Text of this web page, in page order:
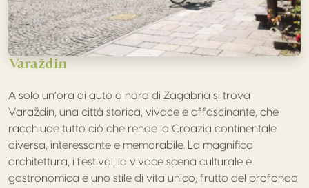
Varaždin
A solo un’ora di auto a nord di Zagabria si trova
Varaždin, una città storica, vivace e affascinante, che
racchiude tutto ciò che rende la Croazia continentale
diversa, interessante e memorabile. La magnifica
architettura, i festival, la vivace scena culturale e
gastronomica e uno stile di vita unico, frutto del profondo